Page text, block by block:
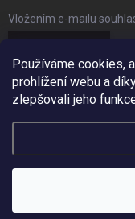
Používáme cookies,
prohlížení webu a
zlepšovali jeho
Vložením e-mailu
FACEBOOK
Copyright 2026